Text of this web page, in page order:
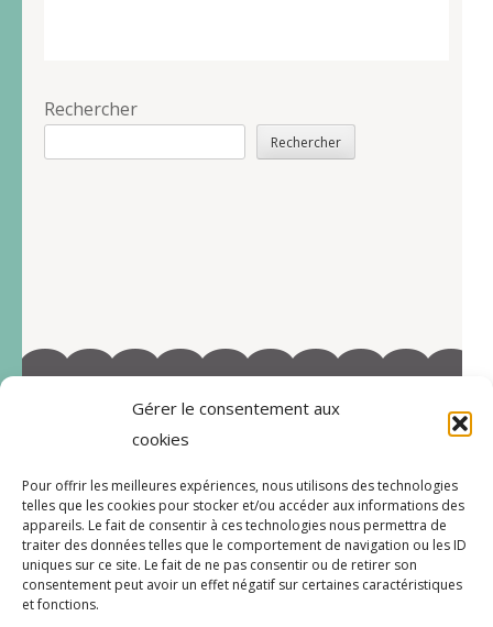
Gérer le consentement aux
cookies
Pour offrir les meilleures expériences, nous utilisons des technologies
telles que les cookies pour stocker et/ou accéder aux informations des
appareils. Le fait de consentir à ces technologies nous permettra de
traiter des données telles que le comportement de navigation ou les ID
uniques sur ce site. Le fait de ne pas consentir ou de retirer son
consentement peut avoir un effet négatif sur certaines caractéristiques
et fonctions.
Rechercher
Rechercher
©2022-Tous droits réservés à Marie-Blandine Sallé
112719597996038/
CGV